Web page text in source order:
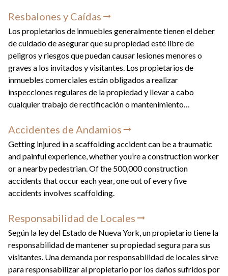
Resbalones y Caídas
Los propietarios de inmuebles generalmente tienen el deber
de cuidado de asegurar que su propiedad esté libre de
peligros y riesgos que puedan causar lesiones menores o
graves a los invitados y visitantes. Los propietarios de
inmuebles comerciales están obligados a realizar
inspecciones regulares de la propiedad y llevar a cabo
cualquier trabajo de rectificación o mantenimiento
proporcionar una advertencia adecuada a los invitados si hay
un riesgo de resbalón y caída en su propiedad. Abogados
experimentados en casos de resbalones y caídas en Nueva
York pueden ayudar a identificar quiénes son las partes
responsables al presentar una reclamación.
Accidentes de Andamios
Getting injured in a scaffolding accident can be a traumatic
and painful experience, whether you’re a construction worker
or a nearby pedestrian. Of the 500,000 construction
accidents that occur each year, one out of every five
accidents involves scaffolding.
Responsabilidad de Locales
Según la ley del Estado de Nueva York, un propietario tiene la
responsabilidad de mantener su propiedad segura para sus
visitantes. Una demanda por responsabilidad de locales sirve
para responsabilizar al propietario por los daños sufridos por